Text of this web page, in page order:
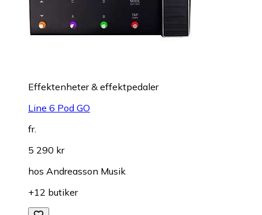
Effektenheter & effektpedaler
Line 6 Pod GO
fr.
5 290 kr
hos Andreasson Musik
+12 butiker